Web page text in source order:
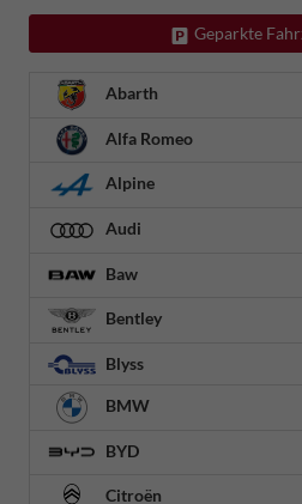
Geparkte
Abarth
Alfa Romeo
Alpine
Audi
Baw
Bentley
Blyss
BMW
BYD
Citroën